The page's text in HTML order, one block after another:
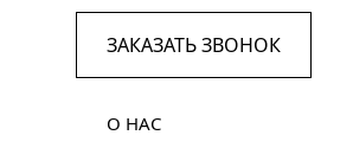
О НАС
ЗАКАЗАТЬ ЗВОНОК